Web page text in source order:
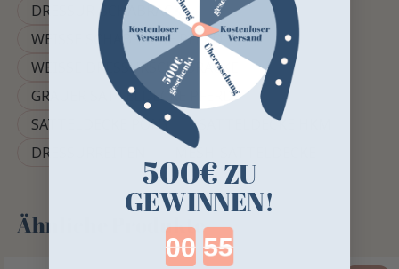
DRESSUR-SCHABRACKE
WEISSE SCHABRACKE PFERD
WEISSE DRESSURSCHABRACKE
GRAUER SATTELDECKE PFERD
SATTELDECKE PONY
SATTELDECKE HKM
DRESSURREITEN
MESH-SATTELDECKE
Ähnliche Produkte
500€ ZU
GEWINNEN!
Countdown ends in: